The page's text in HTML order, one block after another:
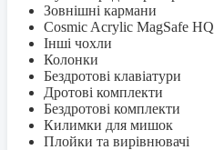
Зовнішні кармани
Cosmic Acrylic MagSafe HQ
Інші чохли
Колонки
Бездротові клавіатури
Дротові комплекти
Бездротові комплекти
Килимки для мишок
Плойки та вирівнювачі